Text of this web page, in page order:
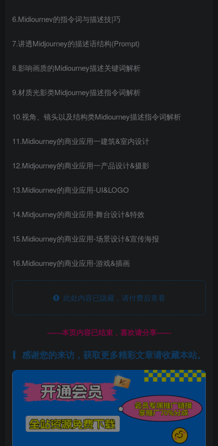
6.Midiournev的指令词与描述技|巧
7.讲透Midjourney的描述语结构(Prompt)
8.影响画质的Midiourney描述关键词解析
9.材质光影类Midjourney描述指令词解析
10.视角、镜头以及结构类Midiourney描述指令词解析
11.Midiourney的商业应用一建筑&室内设计
12.Midjourney的商业应用一产品设计&摄影
13.Midiournev的商业应用-UI&LOGO
14.Midjourney的商业应用-舞台设计&特效
15.Midiourney的商业应用-场景设计&宣传海报
16.Midiourney的商业应用-游戏&插画
此处内容已隐藏，请付费后查看
------本页内容已结束，喜欢请分享------
感谢您的来访，获取更多精彩文章请收藏本站。